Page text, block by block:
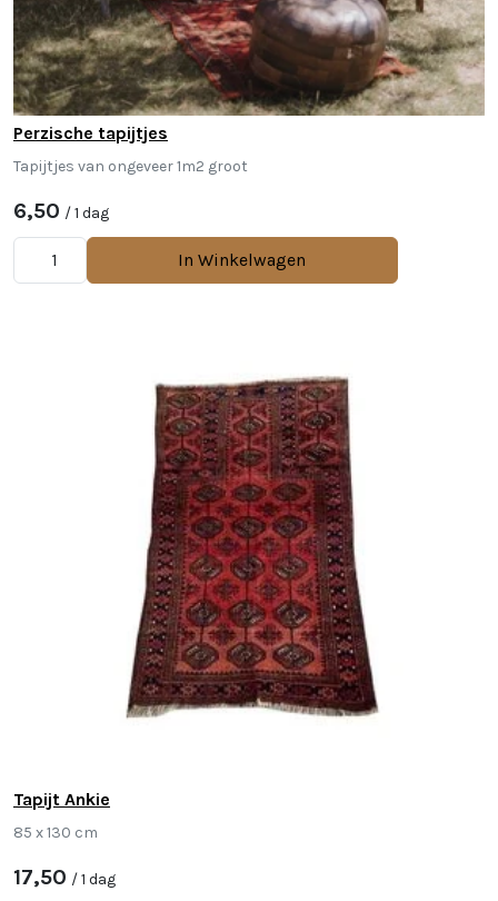
Perzische tapijtjes
Tapijtjes van ongeveer 1m2 groot
6,50 / 1 dag
In Winkelwagen
Tapijt Ankie
85 x 130 cm
17,50 / 1 dag